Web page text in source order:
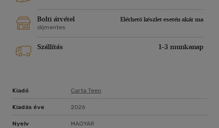
Bolti átvétel
Elérhető készlet esetén akár ma
díjmentes
Szállítás 1-3 munkanap
Kiadó Carta Teen
Kiadás éve 2026
Nyelv MAGYAR